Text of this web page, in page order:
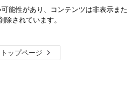
能性があり、コンテンツは非表示また
除されています。
トップページ